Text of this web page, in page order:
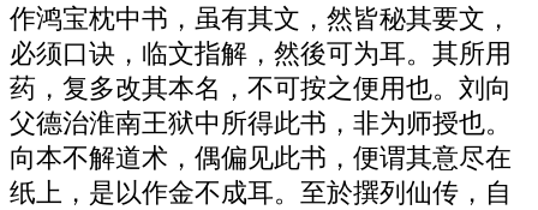
作鸿宝枕中书，虽有其文，然皆秘其要文，
必须口诀，临文指解，然後可为耳。其所用
药，复多改其本名，不可按之便用也。刘向
父德治淮南王狱中所得此书，非为师授也。
向本不解道术，偶偏见此书，便谓其意尽在
纸上，是以作金不成耳。至於撰列仙传，自